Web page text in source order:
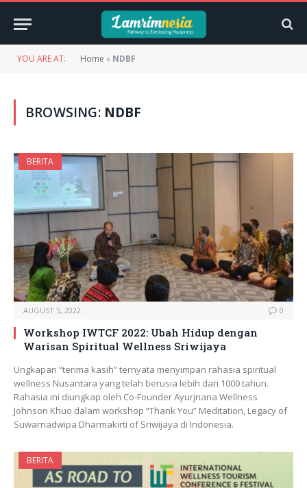
YOU ARE AT: Home » NDBF
BROWSING: NDBF
BERITA
AUGUST 5, 2022 0
Workshop IWTCF 2022: Ubah Hidup dengan
Warisan Spiritual Wellness Sriwijaya
Ungkapan “terima kasih” ternyata menyimpan rahasia spiritual
wellness Nusantara yang telah berusia lebih dari 1000 tahun.
Rahasia ini diungkap oleh Co-Founder Ayurjnana Wellness
Johnson Khuo dalam workshop “Thank You” Meditation, Legacy of
Suwarnadwipa Dharmakirti of Sriwijaya di Indonesia.
BERITA